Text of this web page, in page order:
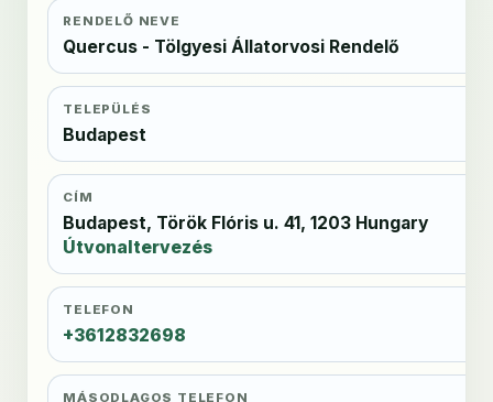
RENDELŐ NEVE
Quercus - Tölgyesi Állatorvosi Rendelő
TELEPÜLÉS
Budapest
CÍM
Budapest, Török Flóris u. 41, 1203 Hungary
Útvonaltervezés
TELEFON
+3612832698
MÁSODLAGOS TELEFON